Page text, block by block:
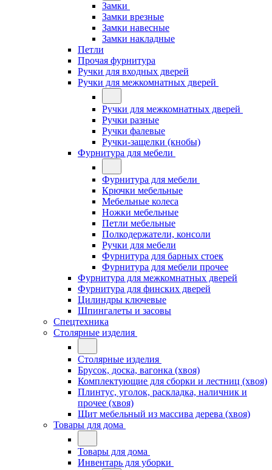
Замки
Замки врезные
Замки навесные
Замки накладные
Петли
Прочая фурнитура
Ручки для входных дверей
Ручки для межкомнатных дверей
Ручки для межкомнатных дверей
Ручки разные
Ручки фалевые
Ручки-защелки (кнобы)
Фурнитура для мебели
Фурнитура для мебели
Крючки мебельные
Мебельные колеса
Ножки мебельные
Петли мебельные
Полкодержатели, консоли
Ручки для мебели
Фурнитура для барных стоек
Фурнитура для мебели прочее
Фурнитура для межкомнатных дверей
Фурнитура для финских дверей
Цилиндры ключевые
Шпингалеты и засовы
Спецтехника
Столярные изделия
Столярные изделия
Брусок, доска, вагонка (хвоя)
Комплектующие для сборки и лестниц (хвоя)
Плинтус, уголок, раскладка, наличник и
прочее (хвоя)
Щит мебельный из массива дерева (хвоя)
Товары для дома
Товары для дома
Инвентарь для уборки